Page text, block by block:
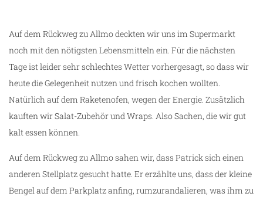
Auf dem Rückweg zu Allmo deckten wir uns im Supermarkt
noch mit den nötigsten Lebensmitteln ein. Für die nächsten
Tage ist leider sehr schlechtes Wetter vorhergesagt, so dass wir
heute die Gelegenheit nutzen und frisch kochen wollten.
Natürlich auf dem Raketenofen, wegen der Energie. Zusätzlich
kauften wir Salat-Zubehör und Wraps. Also Sachen, die wir gut
kalt essen können.
Auf dem Rückweg zu Allmo sahen wir, dass Patrick sich einen
anderen Stellplatz gesucht hatte. Er erzählte uns, dass der kleine
Bengel auf dem Parkplatz anfing, rumzurandalieren, was ihm zu